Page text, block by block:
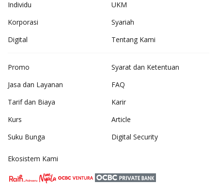
Individu
UKM
Korporasi
Syariah
Digital
Tentang Kami
Promo
Jasa dan Layanan
Tarif dan Biaya
Kurs
Suku Bunga
Syarat dan Ketentuan
FAQ
Karir
Article
Digital Security
Ekosistem Kami